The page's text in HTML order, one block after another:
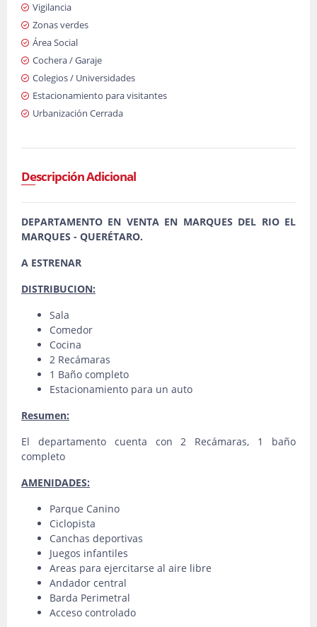
Vigilancia
Zonas verdes
Área Social
Cochera / Garaje
Colegios / Universidades
Estacionamiento para visitantes
Urbanización Cerrada
Descripción Adicional
DEPARTAMENTO EN VENTA EN MARQUES DEL RIO EL
MARQUES - QUERÉTARO.
A ESTRENAR
DISTRIBUCION:
Sala
Comedor
Cocina
2 Recámaras
1 Baño completo
Estacionamiento para un auto
Resumen:
El departamento cuenta con 2 Recámaras, 1 baño
completo
AMENIDADES:
Parque Canino
Ciclopista
Canchas deportivas
Juegos infantiles
Areas para ejercitarse al aire libre
Andador central
Barda Perimetral
Acceso controlado